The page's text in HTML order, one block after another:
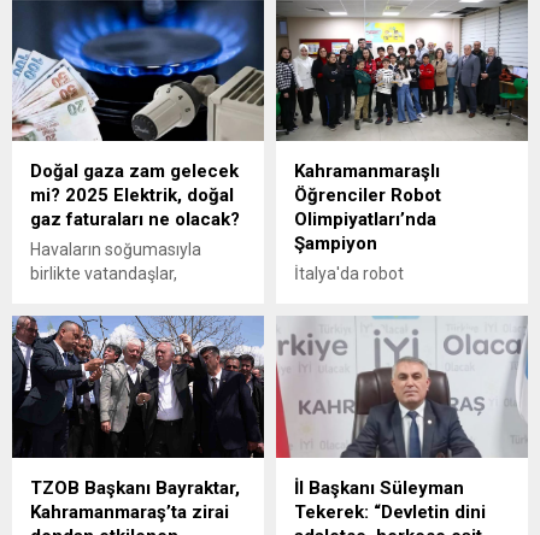
Doğal gaza zam gelecek
mi? 2025 Elektrik, doğal
gaz faturaları ne olacak?
Havaların soğumasıyla
birlikte vatandaşlar,
mi? Doğal gaza zam var
mı?' sorularına yanıt arıyor.
Enerji ve Tabii Kaynaklar
Bakanı Alparslan Bayraktar
ise vatandaşlara müjdeyi
duyurdu.
Kahramanmaraşlı
Öğrenciler Robot
Olimpiyatları’nda
Şampiyon
İtalya'da robot
izleyen' kategorisinde dünya
şampiyonu olan öğrenciler,
tüm kategorilerde birinci
olmayı hedefliyor.
TZOB Başkanı Bayraktar,
Kahramanmaraş’ta zirai
İl Başkanı Süleyman
Tekerek: “Devletin dini